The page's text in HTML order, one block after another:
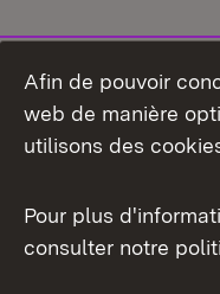
Aperçu des
Afin de pouvoir
web de manière
utilisons des
Pour plus
consulter notre